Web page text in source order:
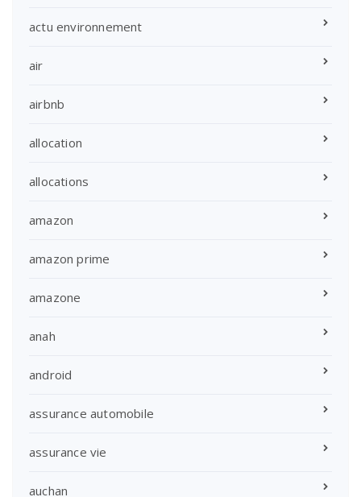
actu environnement
air
airbnb
allocation
allocations
amazon
amazon prime
amazone
anah
android
assurance automobile
assurance vie
auchan